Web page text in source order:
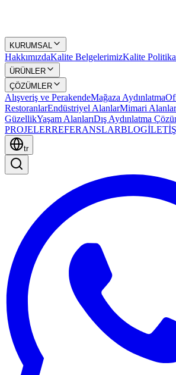
KURUMSAL
HakkımızdaKalite BelgelerimizKalite
ÜRÜNLER
ÇÖZÜMLER
Alışveriş ve PerakendeMağaza Aydınlatma
RestoranlarEndüstriyel AlanlarMimari Alanlar
GüzellikYaşam AlanlarıDış Aydınlatma
PROJELERREFERANSLARBLOG
tr